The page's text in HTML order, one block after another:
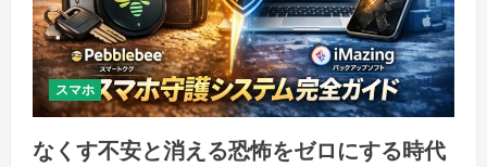
スマホ
なくす不安と消える恐怖をゼロにする時代